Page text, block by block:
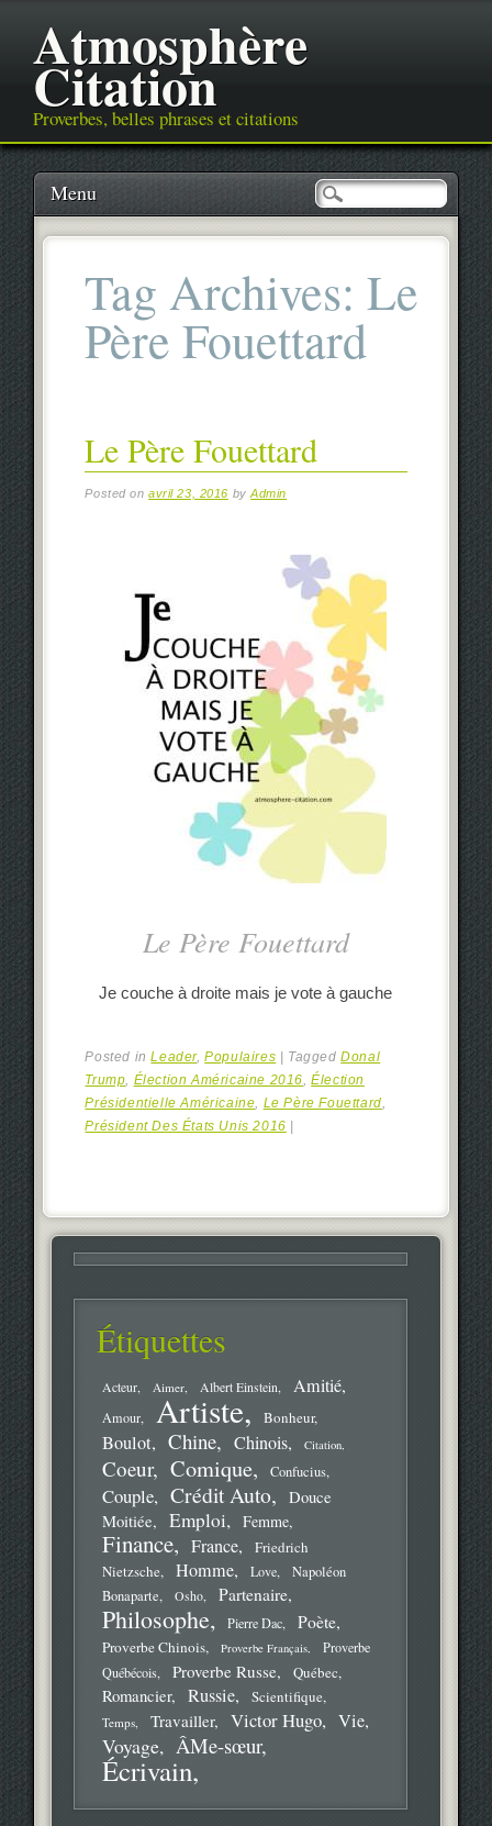
Atmosphère
Citation
Proverbes, belles phrases et citations
Main menu
Skip
content
Menu
Tag Archives:Le
Père Fouettard
Le Père Fouettard
Posted onavril 23, 2016 byAdmin
Le Père Fouettard
Je couche à droite mais je vote à gauche
Posted inLeader,Populaires TaggedDonal
Trump, Élection Américaine 2016,Élection
Présidentielle Américaine, Le Père Fouettard,
Président Des États Unis 2016
Étiquettes
Acteur Aimer Albert Einstein Amitié
Amour Artiste Bonheur
Boulot Chine Chinois Citation
Coeur Comique Confucius
Couple Crédit Auto
Douce
Moitiée
Emploi Femme
Finance France
Friedrich
Nietzsche
Homme Love
Napoléon
Bonaparte
Osho Partenaire
Philosophe Pierre Dac Poète
Proverbe Chinois Proverbe Français
Proverbe
Québécois
Proverbe Russe Québec
Romancier Russie Scientifique
Temps Travailler Victor Hugo Vie
Voyage ÂMe-sœur
Écrivain